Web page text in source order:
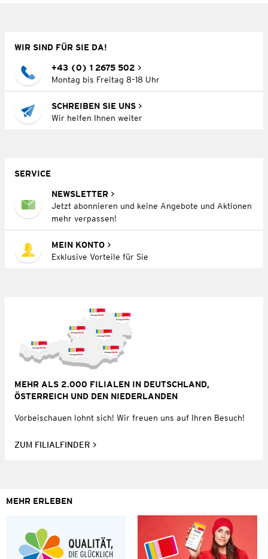
WIR SIND FÜR SIE DA!
+43 (0) 1 2675 502
Montag bis Freitag 8–18 Uhr
SCHREIBEN SIE UNS
Wir helfen Ihnen weiter
SERVICE
NEWSLETTER
Jetzt abonnieren und keine Angebote und Aktionen
mehr verpassen!
MEIN KONTO
Exklusive Vorteile für Sie
MEHR ALS 2.000 FILIALEN IN DEUTSCHLAND,
ÖSTERREICH UND DEN NIEDERLANDEN
Vorbeischauen lohnt sich! Wir freuen uns auf Ihren Besuch!
ZUM FILIALFINDER
MEHR ERLEBEN